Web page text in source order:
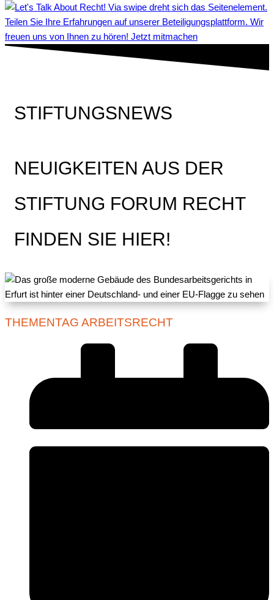
Teilen Sie Ihre Erfahrungen auf unserer Beteiligungsplattform. Wir
freuen uns von Ihnen zu hören! Jetzt mitmachen
STIFTUNGSNEWS
NEUIGKEITEN AUS DER
STIFTUNG FORUM RECHT
FINDEN SIE HIER!
THEMENTAG ARBEITSRECHT